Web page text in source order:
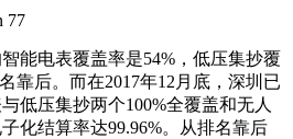
77
能电表覆盖率是54%，低压集抄覆
靠后。而在2017年12月底，深圳已
低压集抄两个100%全覆盖和无人
化结算率达99.96%。从排名靠后